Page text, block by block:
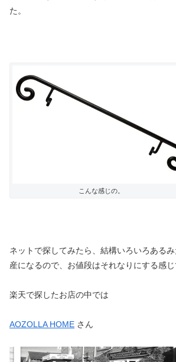
た。
こんな感じの。
ネットで探してみたら、結構いろいろある
産になるので、お値段はそれなりにする感じ
楽天で探したお店の中では
AOZOLLA HOME さん